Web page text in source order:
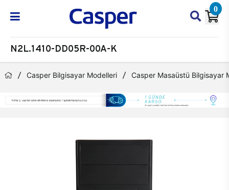
0
N2L.1410-DD05R-00A-K
Casper Bilgisayar Modelleri Casper Masaüstü Bilgisayar